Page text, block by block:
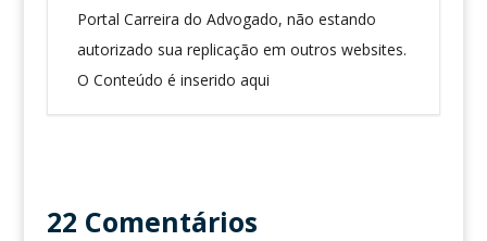
Portal Carreira do Advogado, não estando
autorizado sua replicação em outros websites.
O Conteúdo é inserido aqui
22 Comentários